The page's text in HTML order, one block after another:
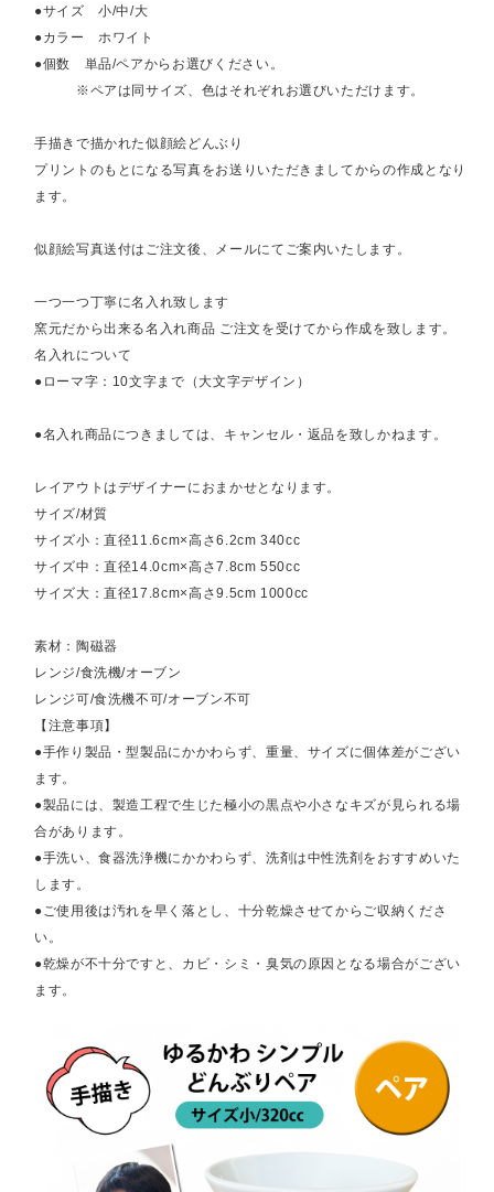
●サイズ 小/中/大
●カラー ホワイト
●個数 単品/ペアからお選びください。
※ペアは同サイズ、色はそれぞれお選びいただけます。
手描きで描かれた似顔絵どんぶり
プリントのもとになる写真をお送りいただきましてからの作成となり
ます。
似顔絵写真送付はご注文後、メールにてご案内いたします。
一つ一つ丁寧に名入れ致します
窯元だから出来る名入れ商品 ご注文を受けてから作成を致します。
名入れについて
●ローマ字：10文字まで（大文字デザイン）
●名入れ商品につきましては、キャンセル・返品を致しかねます。
レイアウトはデザイナーにおまかせとなります。
サイズ/材質
サイズ小：直径11.6cm×高さ6.2cm 340cc
サイズ中：直径14.0cm×高さ7.8cm 550cc
サイズ大：直径17.8cm×高さ9.5cm 1000cc
素材：陶磁器
レンジ/食洗機/オーブン
レンジ可/食洗機不可/オーブン不可
【注意事項】
●手作り製品・型製品にかかわらず、重量、サイズに個体差がござい
ます。
●製品には、製造工程で生じた極小の黒点や小さなキズが見られる場
合があります。
●手洗い、食器洗浄機にかかわらず、洗剤は中性洗剤をおすすめいた
します。
●ご使用後は汚れを早く落とし、十分乾燥させてからご収納くださ
い。
●乾燥が不十分ですと、カビ・シミ・臭気の原因となる場合がござい
ます。